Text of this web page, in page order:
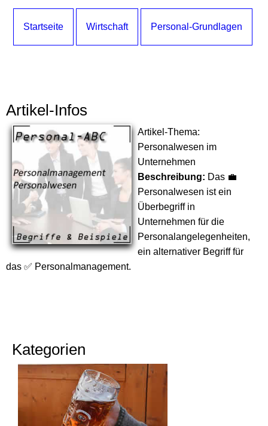
Startseite Wirtschaft Personal-Grundlagen
Artikel-Infos
Artikel-Thema:
Personalwesen im
Unternehmen
Beschreibung: Das 💼
Personalwesen ist ein
Überbegriff in
Unternehmen für die
Personalangelegenheiten,
ein alternativer Begriff für
das ✅ Personalmanagement.
Kategorien